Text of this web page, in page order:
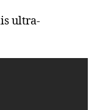
ultra-